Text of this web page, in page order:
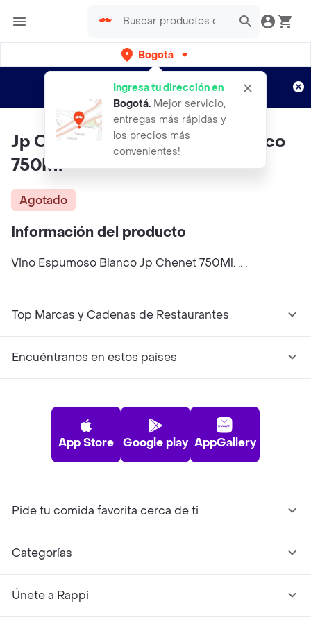
Bogotá
Ingresa tu dirección en
Bogotá. Mejor servicio,
entregas más rápidas y
los precios más
convenientes!
envíos gratis por semanas
Aplican TyC
Jp Chenet Vino Espumoso Blanco
750Ml
Agotado
Información del producto
Vino Espumoso Blanco Jp Chenet 750Ml. .. .
Top Marcas y Cadenas de Restaurantes
Encuéntranos en estos países
App Store Google play AppGallery
Pide tu comida favorita cerca de ti
Categorías
Únete a Rappi